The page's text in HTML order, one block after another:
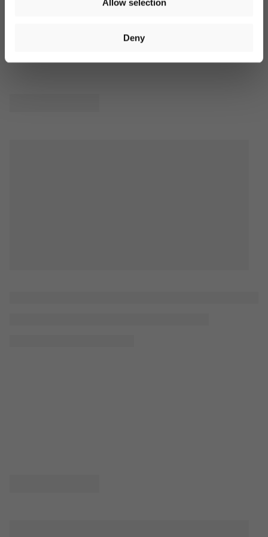
Allow selection
Deny